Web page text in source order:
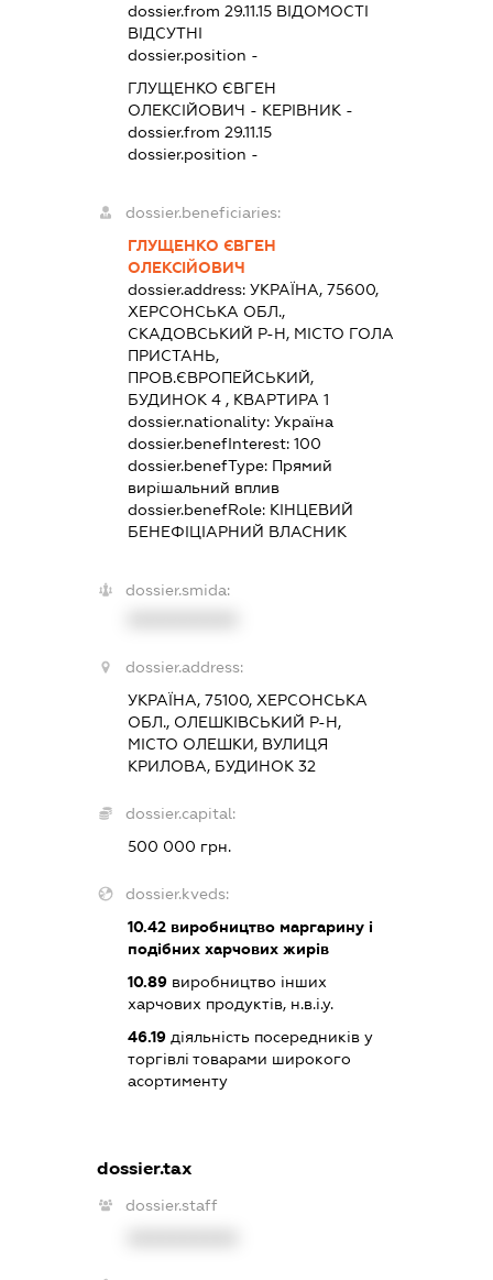
dossier.from 29.11.15 ВІДОМОСТІ
ВІДСУТНІ
dossier.position -
ГЛУЩЕНКО ЄВГЕН
ОЛЕКСІЙОВИЧ - КЕРІВНИК -
dossier.from 29.11.15
dossier.position -
dossier.beneficiaries:
ГЛУЩЕНКО ЄВГЕН
ОЛЕКСІЙОВИЧ
dossier.address:УКРАЇНА, 75600,
ХЕРСОНСЬКА ОБЛ.,
СКАДОВСЬКИЙ Р-Н, МІСТО ГОЛА
ПРИСТАНЬ,
ПРОВ.ЄВРОПЕЙСЬКИЙ,
БУДИНОК 4 , КВАРТИРА 1
dossier.nationality:Україна
dossier.benefInterest:100
dossier.benefType: Прямий
вирішальний вплив
dossier.benefRole: КІНЦЕВИЙ
БЕНЕФІЦІАРНИЙ ВЛАСНИК
dossier.smida:
dossier.address:
УКРАЇНА, 75100, ХЕРСОНСЬКА
ОБЛ., ОЛЕШКІВСЬКИЙ Р-Н,
МІСТО ОЛЕШКИ, ВУЛИЦЯ
КРИЛОВА, БУДИНОК 32
dossier.capital:
500 000 грн.
dossier.kveds:
10.42 виробництво маргарину і
подібних харчових жирів
10.89 виробництво інших
харчових продуктів, н.в.і.у.
46.19 діяльність посередників у
торгівлі товарами широкого
асортименту
dossier.tax
dossier.staff